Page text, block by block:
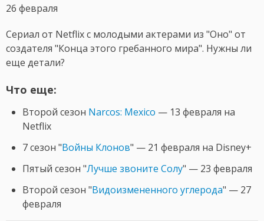
26 февраля
Сериал от Netflix с молодыми актерами из "Оно" от
создателя "Конца этого гребанного мира". Нужны ли
еще детали?
Что еще:
Второй сезон Narcos: Mexico — 13 февраля на
Netflix
7 сезон "Войны Клонов" — 21 февраля на Disney+
Пятый сезон "Лучше звоните Солу" — 23 февраля
Второй сезон "Видоизмененного углерода" — 27
февраля